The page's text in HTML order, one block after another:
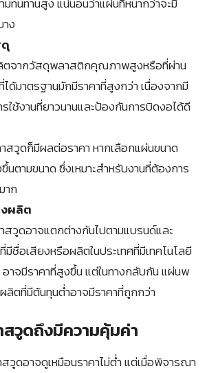
ง
จากวัสดุพลาสติกคุณภาพสูงหรือที่ผ่าน
ด้มาตรฐานมักมีราคาที่สูงกว่า เนื่องจากมี
ใช้งานที่ยาวนานและป้องกันการบิดงอได้ดี
สวูดก็มีผลต่อราคา หากเลือกแผ่นขนาด
นตามขนาด ซึ่งเหมาะสำหรับงานที่ต้องการ
าก
ผลิต
วูดอาจแตกต่างกันไปตามแบรนด์และ
ชื่อเสียงหรือผลิตในประเทศที่มีเทคโนโลยี
าจมีราคาที่สูงขึ้น แต่ในทางกลับกัน แผ่นพ
ลิตที่มีต้นทุนต่ำอาจมีราคาที่ถูกกว่า
วูดถึงมีความคุ้มค่า
วูดอาจดูเหมือนราคาไม่ต่ำ แต่เมื่อพิจารณา